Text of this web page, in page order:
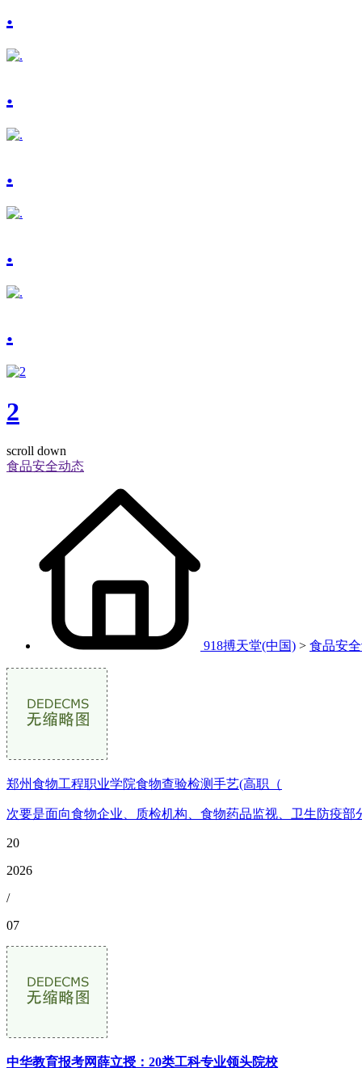
.
.
.
.
.
2
scroll down
食品安全动态
918搏天堂(中国) > 食品安
郑州食物工程职业学院食物查验检测手艺(高职（
次要是面向食物企业、质检机构、食物药品监视、卫生防疫
20
2026
/
07
中华教育报考网薛立授：20类工科专业领头院校